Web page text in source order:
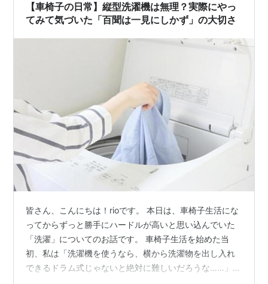
【車椅子の日常】縦型洗濯機は無理？実際にやっ
てみて気づいた「百聞は一見にしかず」の大切さ
皆さん、こんにちは！rioです。 本日は、車椅子生活にな
ってからずっと勝手にハードルが高いと思い込んでいた
「洗濯」についてのお話です。 車椅子生活を始めた当
初、私は「洗濯機を使うなら、横から洗濯物を出し入れ
できるドラム式じゃないと絶対に難しいだろうな……」と